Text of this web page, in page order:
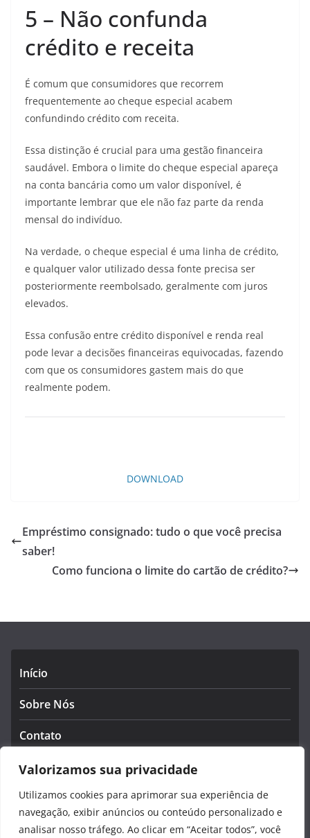
Valorizamos sua privacidade
Utilizamos cookies para aprimorar sua experiência de
navegação, exibir anúncios ou conteúdo personalizado e
analisar nosso tráfego. Ao clicar em “Aceitar todos”, você
5 – Não confunda
crédito e receita
É comum que consumidores que recorrem
frequentemente ao cheque especial acabem
confundindo crédito com receita.
Essa distinção é crucial para uma gestão financeira
saudável. Embora o limite do cheque especial apareça
na conta bancária como um valor disponível, é
importante lembrar que ele não faz parte da renda
mensal do indivíduo.
Na verdade, o cheque especial é uma linha de crédito,
e qualquer valor utilizado dessa fonte precisa ser
posteriormente reembolsado, geralmente com juros
elevados.
Essa confusão entre crédito disponível e renda real
pode levar a decisões financeiras equivocadas, fazendo
com que os consumidores gastem mais do que
realmente podem.
DOWNLOAD
Empréstimo consignado: tudo o que você precisa
saber!
Como funciona o limite do cartão de crédito?
Início
Sobre Nós
Contato
Política de Privacidade
Termos e Condições